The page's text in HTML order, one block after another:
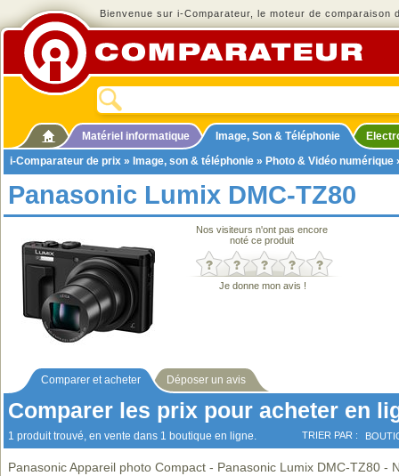
Bienvenue sur i-Comparateur, le moteur de comparaison
Matériel informatique Image, Son & Téléphonie
i-Comparateur de prix » Image, son & téléphonie » Photo & Vidéo numérique
Panasonic Lumix DMC-TZ80
Nos visiteurs n'ont pas encore
noté ce produit
Je donne mon avis !
Comparer et acheter Déposer un avis
Comparer les prix pour acheter en
1 produit trouvé, en vente dans 1 boutique en ligne. TRIER PAR :
Panasonic Appareil photo Compact - Panasonic Lumix DMC-TZ80 -